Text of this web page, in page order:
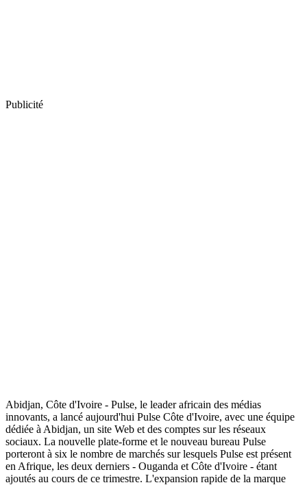
Publicité
Abidjan, Côte d'Ivoire - Pulse, le leader africain des médias
innovants, a lancé aujourd'hui Pulse Côte d'Ivoire, avec une équipe
dédiée à Abidjan, un site Web et des comptes sur les réseaux
sociaux. La nouvelle plate-forme et le nouveau bureau Pulse
porteront à six le nombre de marchés sur lesquels Pulse est présent
en Afrique, les deux derniers - Ouganda et Côte d'Ivoire - étant
ajoutés au cours de ce trimestre. L'expansion rapide de la marque